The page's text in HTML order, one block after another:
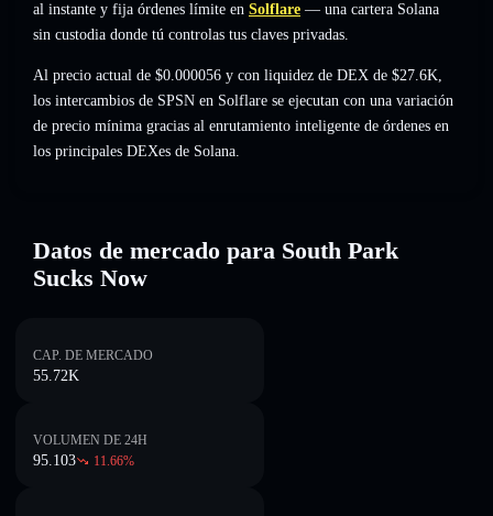
al instante y fija órdenes límite en Solflare — una cartera Solana
sin custodia donde tú controlas tus claves privadas.
Al precio actual de $0.000056 y con liquidez de DEX de $27.6K,
los intercambios de SPSN en Solflare se ejecutan con una variación
de precio mínima gracias al enrutamiento inteligente de órdenes en
los principales DEXes de Solana.
Datos de mercado para South Park
Sucks Now
CAP. DE MERCADO
55.72K
VOLUMEN DE 24H
95.103 11.66%